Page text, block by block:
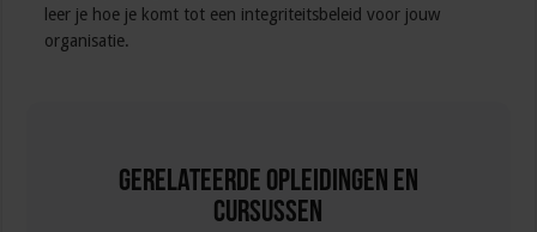
leer je hoe je komt tot een integriteitsbeleid voor jouw
organisatie.
Gerelateerde Opleidingen en
Cursussen